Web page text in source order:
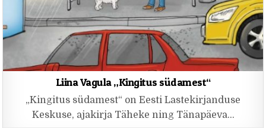
Liina Vagula „Kingitus südamest“
„Kingitus südamest“ on Eesti Lastekirjanduse
Keskuse, ajakirja Täheke ning Tänapäeva…